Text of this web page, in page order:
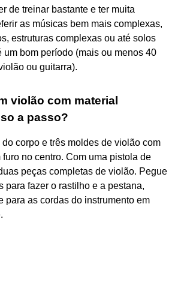
de treinar bastante e ter muita
as músicas bem mais complexas,
estruturas complexas ou até solos
um bom período (mais ou menos 40
ou guitarra).
violão com material
a passo?
corpo e três moldes de violão com
no centro. Com uma pistola de
peças completas de violão. Pegue
para fazer o rastilho e a pestana,
para as cordas do instrumento em